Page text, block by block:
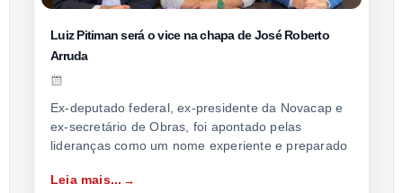
Luiz Pitiman será o vice na chapa de José Roberto
Arruda
Ex-deputado federal, ex-presidente da Novacap e
ex-secretário de Obras, foi apontado pelas
lideranças como um nome experiente e preparado
Leia mais...